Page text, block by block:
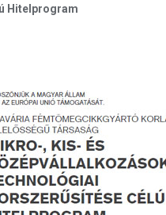
Hitelprogram